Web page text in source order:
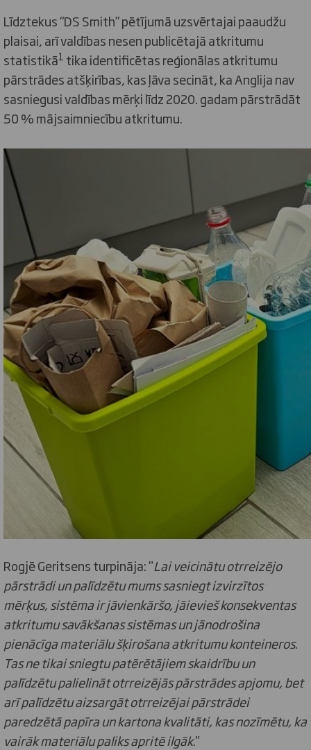
Līdztekus “DS Smith” pētījumā uzsvērtajai paaudžu
plaisai, arī valdības nesen publicētajā atkritumu
statistikā1 tika identificētas reģionālas atkritumu
pārstrādes atšķirības, kas ļāva secināt, ka Anglija nav
sasniegusi valdības mērķi līdz 2020. gadam pārstrādāt
50 % mājsaimniecību atkritumu.
Rogjē Geritsens turpināja: "Lai veicinātu otrreizējo
pārstrādi un palīdzētu mums sasniegt izvirzītos
mērķus, sistēma ir jāvienkāršo, jāievieš konsekventas
atkritumu savākšanas sistēmas un jānodrošina
pienācīga materiālu šķirošana atkritumu konteineros.
Tas ne tikai sniegtu patērētājiem skaidrību un
palīdzētu palielināt otrreizējās pārstrādes apjomu, bet
arī palīdzētu aizsargāt otrreizējai pārstrādei
paredzētā papīra un kartona kvalitāti, kas nozīmētu, ka
vairāk materiālu paliks apritē ilgāk."